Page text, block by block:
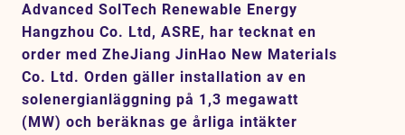
Investerare
Hållbarhet
Advanced SolTech Renewable Energy
Hangzhou Co. Ltd, ASRE, har tecknat en
order med ZheJiang JinHao New Materials
Co. Ltd. Orden gäller installation av en
solenergianläggning på 1,3 megawatt
(MW) och beräknas ge årliga intäkter